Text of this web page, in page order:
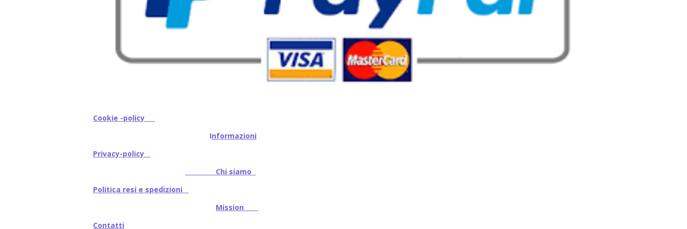
Cookie -policy
Informazioni
Privacy-policy
Chi siamo
Politica resi e spedizioni
Mission
Contatti